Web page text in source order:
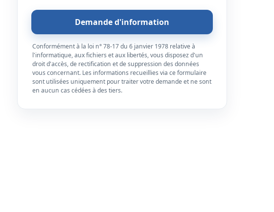
Demande d'information
Conformément à la loi n° 78-17 du 6 janvier 1978 relative à
l'informatique, aux fichiers et aux libertés, vous disposez d'un
droit d'accès, de rectification et de suppression des données
vous concernant. Les informations recueillies via ce formulaire
sont utilisées uniquement pour traiter votre demande et ne sont
en aucun cas cédées à des tiers.